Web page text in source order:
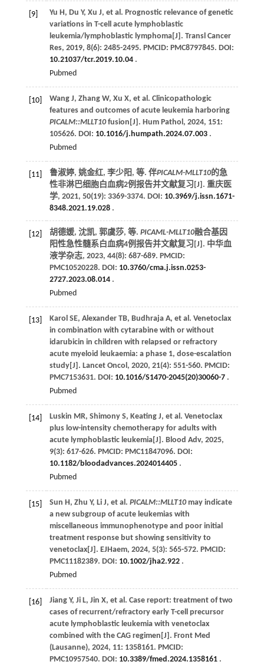
[9] Yu H, Du Y, Xu J, et al. Prognostic relevance of genetic
variations in T-cell acute lymphoblastic
leukemia/lymphoblastic lymphoma[J]. Transl Cancer
Res, 2019, 8(6): 2485-2495. PMCID: PMC8797845. DOI:
10.21037/tcr.2019.10.04.
Pubmed
[10] Wang J, Zhang W, Xu X, et al. Clinicopathologic
features and outcomes of acute leukemia harboring
PICALM::MLLT10fusion[J]. Hum Pathol, 2024, 151:
105626. DOI: 10.1016/j.humpath.2024.07.003.
Pubmed
[11] 鲁淑婷, 姚金红, 李少阳, 等. 伴PICALM-MLLT10的急
性非淋巴细胞白血病2例报告并文献复习[J]. 重庆医
学, 2021, 50(19): 3369-3374. DOI: 10.3969/j.issn.1671-
8348.2021.19.028.
[12] 胡德媛, 沈凯, 郭虞莎, 等. PICAML-MLLT10融合基因
阳性急性髓系白血病4例报告并文献复习[J]. 中华血
液学杂志, 2023, 44(8): 687-689. PMCID:
PMC10520228. DOI: 10.3760/cma.j.issn.0253-
2727.2023.08.014.
Pubmed
[13] Karol SE, Alexander TB, Budhraja A, et al. Venetoclax
in combination with cytarabine with or without
idarubicin in children with relapsed or refractory
acute myeloid leukaemia: a phase 1, dose-escalation
study[J]. Lancet Oncol, 2020, 21(4): 551-560. PMCID:
PMC7153631. DOI: 10.1016/S1470-2045(20)30060-7.
Pubmed
[14] Luskin MR, Shimony S, Keating J, et al. Venetoclax
plus low-intensity chemotherapy for adults with
acute lymphoblastic leukemia[J]. Blood Adv, 2025,
9(3): 617-626. PMCID: PMC11847096. DOI:
10.1182/bloodadvances.2024014405.
Pubmed
[15] Sun H, Zhu Y, Li J, et al. PICALM::MLLT10may indicate
a new subgroup of acute leukemias with
miscellaneous immunophenotype and poor initial
treatment response but showing sensitivity to
venetoclax[J]. EJHaem, 2024, 5(3): 565-572. PMCID:
PMC11182389. DOI: 10.1002/jha2.922.
Pubmed
[16] Jiang Y, Ji L, Jin X, et al. Case report: treatment of two
cases of recurrent/refractory early T-cell precursor
acute lymphoblastic leukemia with venetoclax
combined with the CAG regimen[J]. Front Med
(Lausanne), 2024, 11: 1358161. PMCID:
PMC10957540. DOI: 10.3389/fmed.2024.1358161.